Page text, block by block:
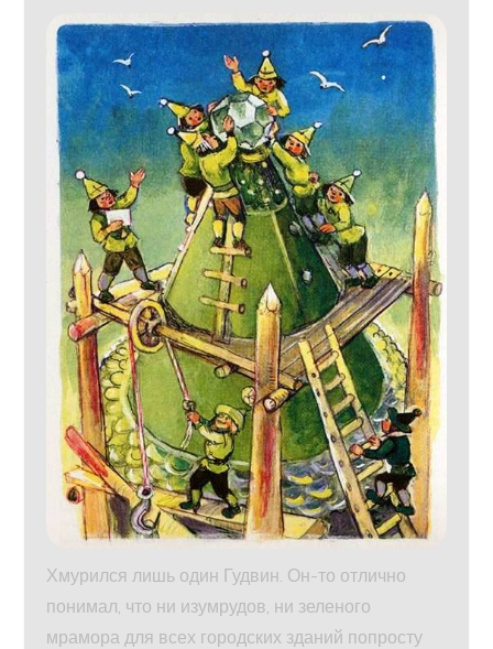
Хмурился лишь один Гудвин. Он-то отлично
понимал, что ни изумрудов, ни зеленого
мрамора для всех городских зданий попросту